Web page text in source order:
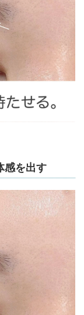
を出す